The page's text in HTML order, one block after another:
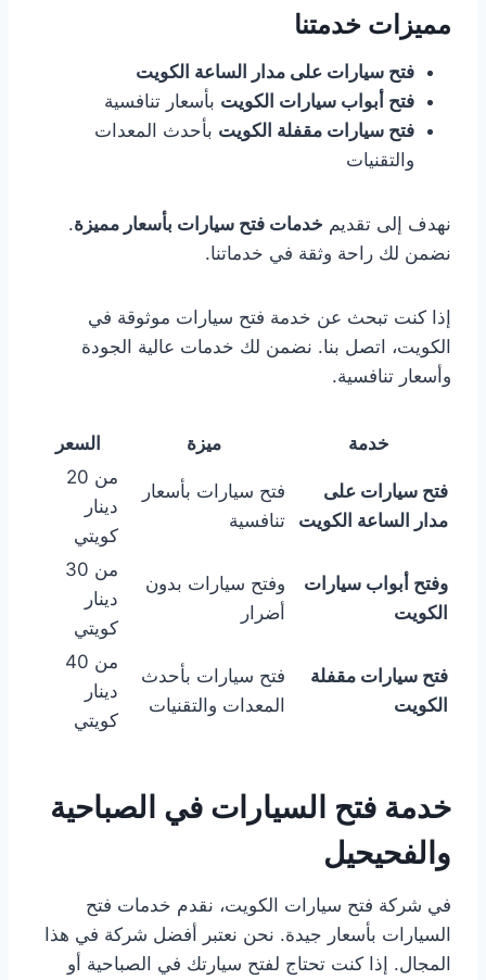
مميزات خدمتنا
فتح سيارات على مدار الساعة الكويت
فتح أبواب سيارات الكويت بأسعار تنافسية
فتح سيارات مقفلة الكويت بأحدث المعدات
والتقنيات
نهدف إلى تقديم خدمات فتح سيارات بأسعار مميزة.
نضمن لك راحة وثقة في خدماتنا.
إذا كنت تبحث عن خدمة فتح سيارات موثوقة في
الكويت، اتصل بنا. نضمن لك خدمات عالية الجودة
وأسعار تنافسية.
خدمة ميزة السعر
فتح سيارات على
مدار الساعة الكويت
فتح سيارات بأسعار
تنافسية
من 20
دينار
كويتي
وفتح أبواب سيارات
الكويت
وفتح سيارات بدون
أضرار
من 30
دينار
كويتي
فتح سيارات مقفلة
الكويت
فتح سيارات بأحدث
المعدات والتقنيات
من 40
دينار
كويتي
خدمة فتح السيارات في الصباحية
والفحيحيل
في شركة فتح سيارات الكويت، نقدم خدمات فتح
السيارات بأسعار جيدة. نحن نعتبر أفضل شركة في هذا
المجال. إذا كنت تحتاج لفتح سيارتك في الصباحية أو